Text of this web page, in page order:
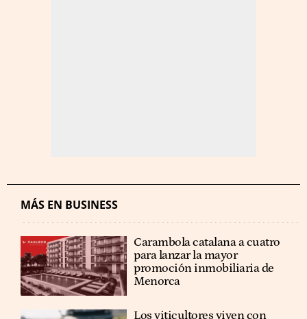
MÁS EN BUSINESS
Carambola catalana a cuatro
para lanzar la mayor
promoción inmobiliaria de
Menorca
Los viticultores viven con